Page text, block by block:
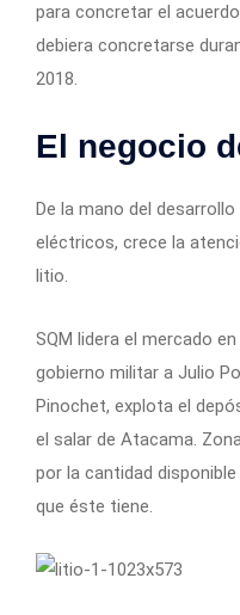
para concretar el
debiera concretarse
2018.
El negocio
De la mano del
eléctricos, crece la
litio.
SQM lidera el mercado
gobierno militar a Julio
Pinochet, explota el
el salar de Atacama.
por la cantidad
que éste tiene.